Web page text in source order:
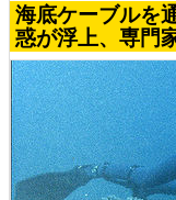
海底ケーブルを
惑が浮上、専門